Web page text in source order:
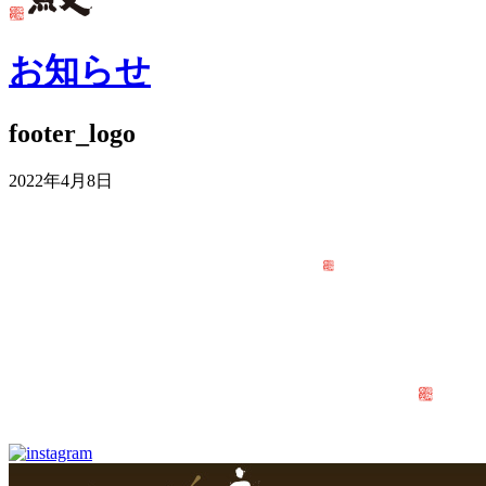
お知らせ
footer_logo
2022年4月8日